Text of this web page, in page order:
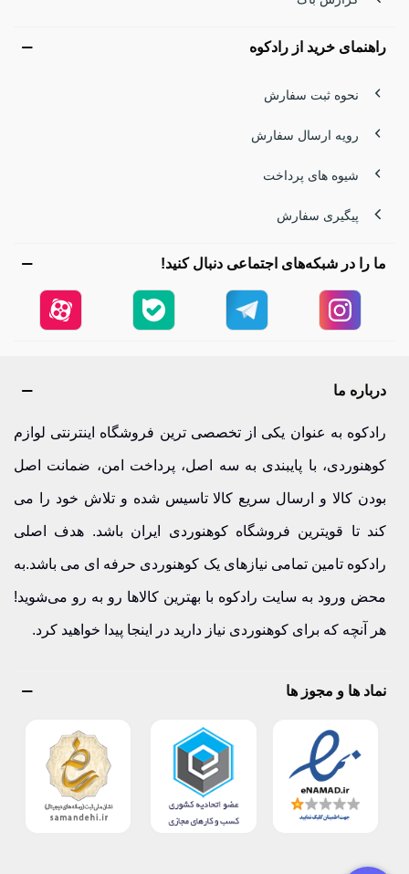
راهنمای خرید از رادکوه
نحوه ثبت سفارش
رویه ارسال سفارش
شیوه های پرداخت
پیگیری سفارش
ما را در شبکه‌های اجتماعی دنبال کنید!
درباره ما
رادکوه به عنوان یکی از تخصصی ترین فروشگاه اینترنتی لوازم
کوهنوردی، با پایبندی به سه اصل، پرداخت امن، ضمانت اصل
بودن کالا و ارسال سریع کالا تاسیس شده و تلاش خود را می
کند تا قویترین فروشگاه کوهنوردی ایران باشد. هدف اصلی
رادکوه تامین تمامی نیازهای یک کوهنوردی حرفه ای می باشد.به
محض ورود به سایت رادکوه با بهترین کالاها رو به رو می‌شوید!
هر آنچه که برای کوهنوردی نیاز دارید در اینجا پیدا خواهید کرد.
نماد ها و مجوز ها